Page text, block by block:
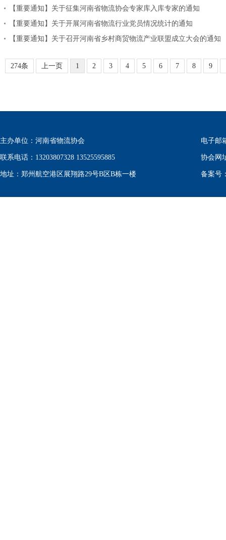
【重要通知】关于征集河南省物流协会专家库入库专家的通知
【重要通知】关于开展河南省物流行业党员情况统计的通知
【重要通知】关于召开河南省乡村商贸物流产业联盟成立大会的通知
274条 上一页 1 2 3 4 5 6 7 8 9
主办单位：河南省物流协会
联系电话：13203807328 13525595885
地址：郑州航空港区展翔路29号B区B栋一楼
电子邮
协会网
备案号